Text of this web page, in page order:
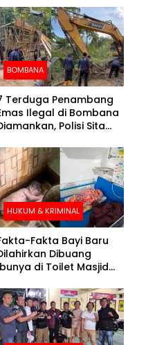
BOMBANA
Terduga Penambang
Ilegal di Bombana
Polisi Sita
HUKUM & KRIMINAL
Fakta Bayi Baru
Dibuang
di Toilet Masjid